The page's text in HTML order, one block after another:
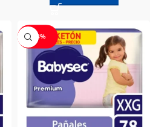
-13%